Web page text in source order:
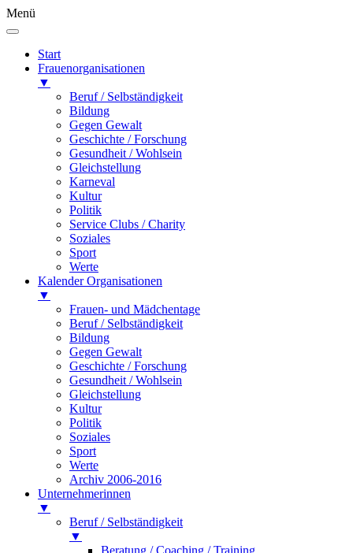
Menü
Start
Frauenorganisationen
▼
Beruf / Selbständigkeit
Bildung
Gegen Gewalt
Geschichte / Forschung
Gesundheit / Wohlsein
Gleichstellung
Karneval
Kultur
Politik
Service Clubs / Charity
Soziales
Sport
Werte
Kalender Organisationen
▼
Frauen- und Mädchentage
Beruf / Selbständigkeit
Bildung
Gegen Gewalt
Geschichte / Forschung
Gesundheit / Wohlsein
Gleichstellung
Kultur
Politik
Soziales
Sport
Werte
Archiv 2006-2016
Unternehmerinnen
▼
Beruf / Selbständigkeit
▼
Beratung / Coaching / Training